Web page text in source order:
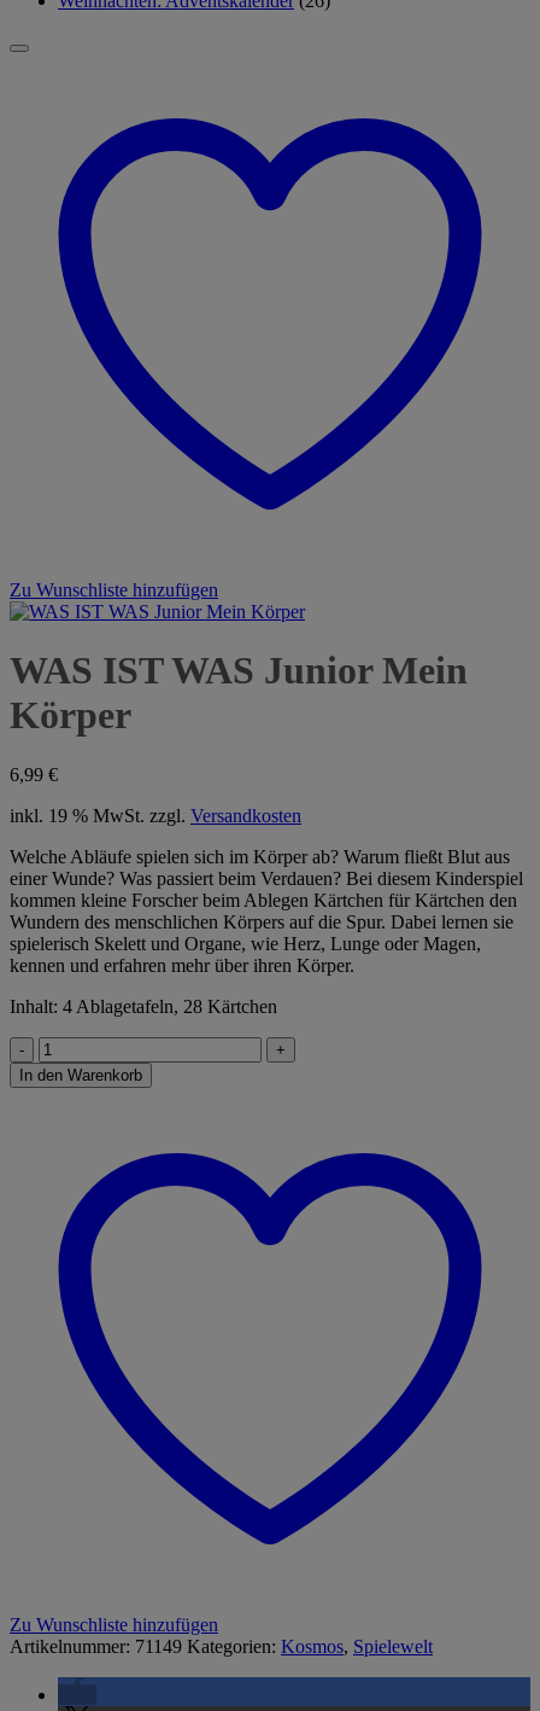
Zu Wunschliste hinzufügen
WAS IST WAS Junior Mein
Körper
6,99 €
inkl. 19 % MwSt. zzgl. Versandkosten
Welche Abläufe spielen sich im Körper ab? Warum fließt Blut aus
einer Wunde? Was passiert beim Verdauen? Bei diesem Kinderspiel
kommen kleine Forscher beim Ablegen Kärtchen für Kärtchen den
Wundern des menschlichen Körpers auf die Spur. Dabei lernen sie
spielerisch Skelett und Organe, wie Herz, Lunge oder Magen,
kennen und erfahren mehr über ihren Körper.
Inhalt: 4 Ablagetafeln, 28 Kärtchen
WAS
IST
WAS
In den Warenkorb
Zu Wunschliste hinzufügen
Artikelnummer: 71149 Kategorien: Kosmos, Spielewelt